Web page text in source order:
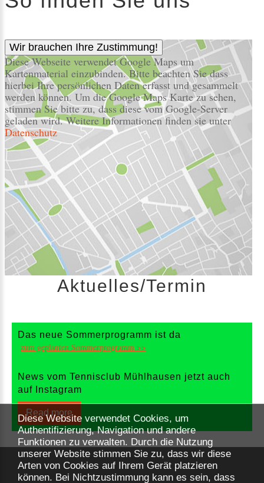
Wir brauchen Ihre Zustimmung!
Diese Webseite verwendet Google Maps um
Kartenmaterial einzubinden. Bitte beachten Sie dass
hierbei Ihre persönlichen Daten erfasst und gesammelt
werden können. Um die Google Maps Karte zu sehen,
stimmen Sie bitte zu, dass diese vom Google-Server
geladen wird. Weitere Informationen finden sie unter
Datenschutz
Aktuelles/Termin
Das neue Sommerprogramm ist da
zum geplanten Sommerprogramm >>
News vom Tennisclub Mühlhausen jetzt auch
auf Instagram
Read more
Diese Website verwendet Cookies, um
Authentifizierung, Navigation und andere
Funktionen zu verwalten. Durch die Nutzung
unserer Website stimmen Sie zu, dass wir diese
Arten von Cookies auf Ihrem Gerät platzieren
können. Bei Nichtzustimmung kann es sein, dass